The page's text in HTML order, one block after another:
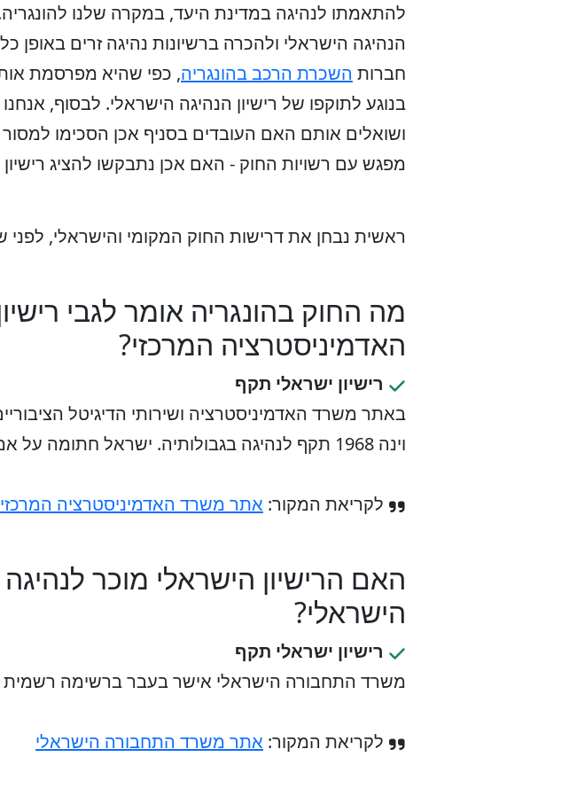
להתאמתו לנהיגה במדינת היעד, במקרה שלנו
הנהיגה הישראלי ולהכרה ברשיונות נהיגה זרים
חברות השכרת הרכב בהונגריה, כפי שהיא מפרסמת
בנוגע לתוקפו של רישיון הנהיגה הישראלי. לבסוף,
ושואלים אותם האם העובדים בסניף אכן הסכימו למסור
מפגש עם רשויות החוק - האם אכן נתבקשו להציג רישיון
ראשית נבחן את דרישות החוק המקומי והישראלי,
מה החוק בהונגריה אומר לגבי
האדמיניסטרציה המרכזי?
רישיון ישראלי תקף
באתר משרד האדמיניסטרציה ושירותי הדיגיטל
וינה 1968 תקף לנהיגה בגבולותיה. ישראל חתומה על אמנה זאת.
לקריאת המקור: אתר משרד האדמיניסטרציה המרכזי
האם הרישיון הישראלי מוכר
הישראלי?
רישיון ישראלי תקף
משרד התחבורה הישראלי אישר בעבר ברשימה רשמית
לקריאת המקור: אתר משרד התחבורה הישראלי